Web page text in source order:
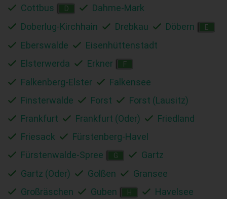
Cottbus
D
Dahme-Mark
Doberlug-Kirchhain
Drebkau Döbern E
Eberswalde
Eisenhüttenstadt
Elsterwerda
Erkner F
Falkenberg-Elster
Falkensee
Finsterwalde
Forst
Forst (Lausitz)
Frankfurt
Frankfurt (Oder)
Friedland
Friesack
Fürstenberg-Havel
Fürstenwalde-Spree
G
Gartz
Gartz (Oder)
Golßen
Gransee
Großräschen
Guben H
Havelsee